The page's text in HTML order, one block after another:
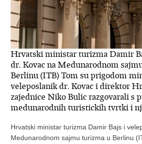
Hrvatski ministar turizma Damir
dr. Kovac na Medunarodnom
Berlinu (ITB) Tom su prigodom
veleposlanik dr. Kovac i direktor
zajednice Niko Bulic razgovarali s
medunarodnih turistickih tvrtki i
Hrvatski ministar turizma Damir Bajs i
Medunarodnom sajmu turizma u Berlinu